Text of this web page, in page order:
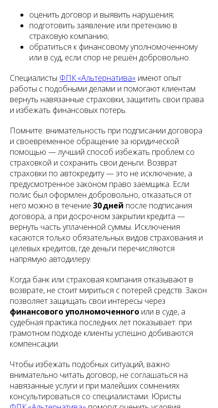
оценить договор и выявить нарушения;
подготовить заявление или претензию в
страховую компанию;
обратиться к финансовому уполномоченному
или в суд, если спор не решён добровольно.
Специалисты ФПК «Альтернатива» имеют опыт
работы с подобными делами и помогают клиентам
вернуть навязанные страховки, защитить свои права
и избежать финансовых потерь.
Помните: внимательность при подписании договора
и своевременное обращение за юридической
помощью — лучший способ избежать проблем со
страховкой и сохранить свои деньги. Возврат
страховки по автокредиту — это не исключение, а
предусмотренное законом право заемщика. Если
полис был оформлен добровольно, отказаться от
него можно в течение 30 дней после подписания
договора, а при досрочном закрытии кредита —
вернуть часть уплаченной суммы. Исключения
касаются только обязательных видов страхования и
целевых кредитов, где деньги перечисляются
напрямую автодилеру.
Когда банк или страховая компания отказывают в
возврате, не стоит мириться с потерей средств. Закон
позволяет защищать свои интересы через
финансового уполномоченного или в суде, а
судебная практика последних лет показывает: при
грамотном подходе клиенты успешно добиваются
компенсации.
Чтобы избежать подобных ситуаций, важно
внимательно читать договор, не соглашаться на
навязанные услуги и при малейших сомнениях
консультироваться со специалистами. Юристы